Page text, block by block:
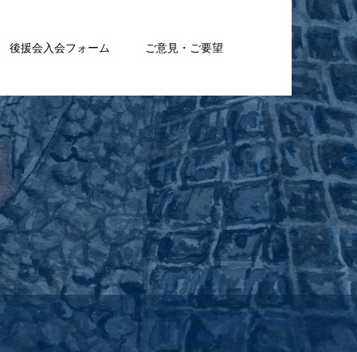
後援会入会フォーム ご意見・ご要望